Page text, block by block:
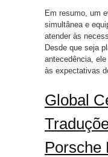
Em resumo, um
simultânea e
atender às
Desde que seja
antecedência,
às expectativas
Global
Porsche